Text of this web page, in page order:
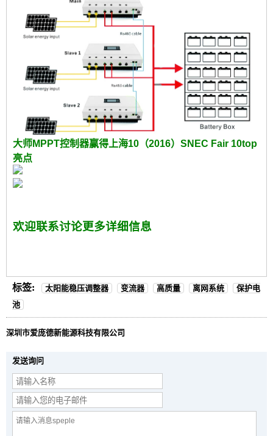
大师MPPT控制器赢得上海10（2016）SNEC Fair 10top
亮点
欢迎联系讨论更多详细信息
标签: 太阳能稳压调整器 变流器 高质量 离网系统
保护电
池
深圳市爱庞德新能源科技有限公司
发送询问